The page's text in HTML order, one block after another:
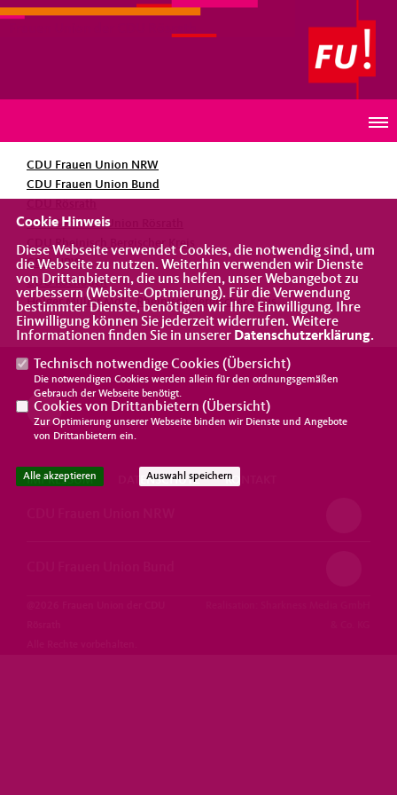
CDU Frauen Union NRW
CDU Frauen Union Bund
CDU Senioren Union Rösrath
CDU Rheinisch Bergischer Kreis
CDU NRW
CDU Kochbuch
Holger Müller MdL - Rheinisch Bergischer Kreis
IMPRESSUM DATENSCHUTZ KONTAKT
Cookie Hinweis
Diese Webseite verwendet Cookies, die notwendig sind, um
die Webseite zu nutzen. Weiterhin verwenden wir Dienste
von Drittanbietern, die uns helfen, unser Webangebot zu
verbessern (Website-Optmierung). Für die Verwendung
bestimmter Dienste, benötigen wir Ihre Einwilligung. Ihre
Einwilligung können Sie jederzeit widerrufen. Weitere
Informationen finden Sie in unserer Datenschutzerklärung.
Technisch notwendige Cookies (Übersicht)
Die notwendigen Cookies werden allein für den ordnungsgemäßen
Gebrauch der Webseite benötigt.
Cookies von Drittanbietern (Übersicht)
Zur Optimierung unserer Webseite binden wir Dienste und Angebote
von Drittanbietern ein.
Alle akzeptieren Auswahl speichern